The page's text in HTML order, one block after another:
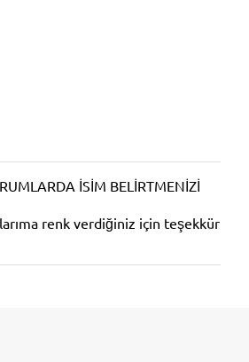
İSİM BELİRTMENİZİ
renk verdiğiniz için teşekkür